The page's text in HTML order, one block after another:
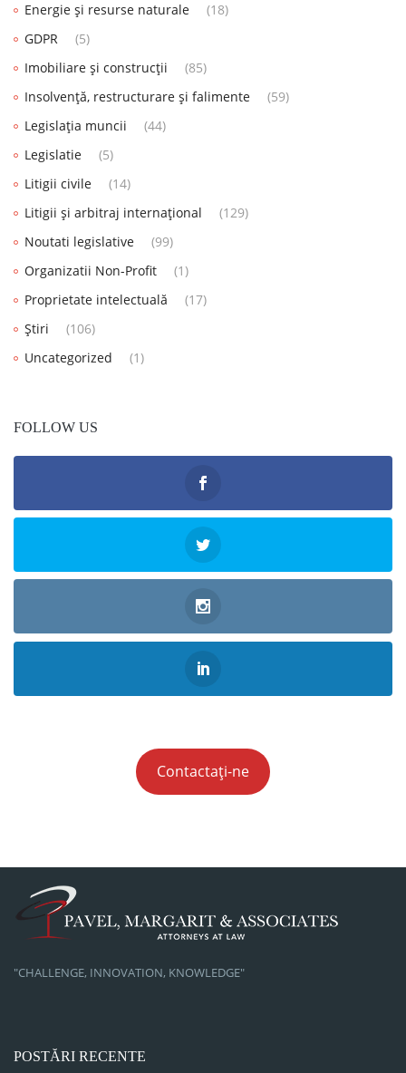
Energie și resurse naturale
(18)
GDPR
(5)
Imobiliare și construcții
(85)
Insolvență, restructurare și falimente
(59)
Legislația muncii
(44)
Legislatie
(5)
Litigii civile
(14)
Litigii și arbitraj internațional
(129)
Noutati legislative
(99)
Organizatii Non-Profit
(1)
Proprietate intelectuală
(17)
Știri
(106)
Uncategorized
(1)
FOLLOW US
Contactați-ne
"CHALLENGE, INNOVATION, KNOWLEDGE"
POSTĂRI RECENTE